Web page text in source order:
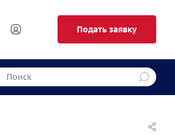
Подать заявку